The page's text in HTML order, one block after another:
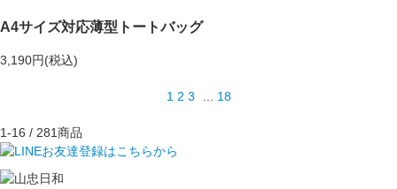
A4サイズ対応薄型トートバッグ
3,190円(税込)
1 2 3 ... 18
1-16 / 281商品